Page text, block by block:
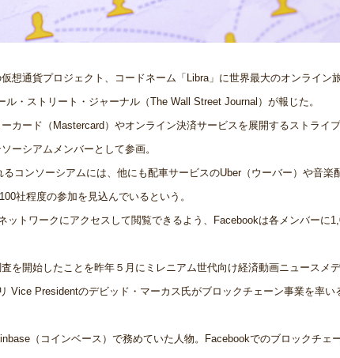
想通貨プロジェクト、コードネーム「Libra」に世界最大のオンライン
・ストリート・ジャーナル（The Wall Street Journal）が報じた。
カード（Mastercard）やオンライン決済サービスを展開するストライプ
ーシアムメンバーとして参画。
コンソーシアムには、他にも配車サービスのUber（ウーバー）や音楽
社程度の参加を見込んでいるという。
ットワークにアクセスして閲覧できるよう、Facebookは各メンバーに
を開始したことを昨年５月にミレニアム世代向け経済動画ニュースメ
Vice Presidentのデビッド・マーカス氏がブロックチェーン事業を率い
（コインベース）で務めていた人物。Facebookでのブロックチェ